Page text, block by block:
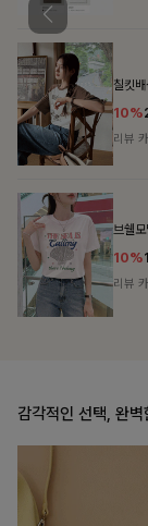
감각적인 선택, 완벽